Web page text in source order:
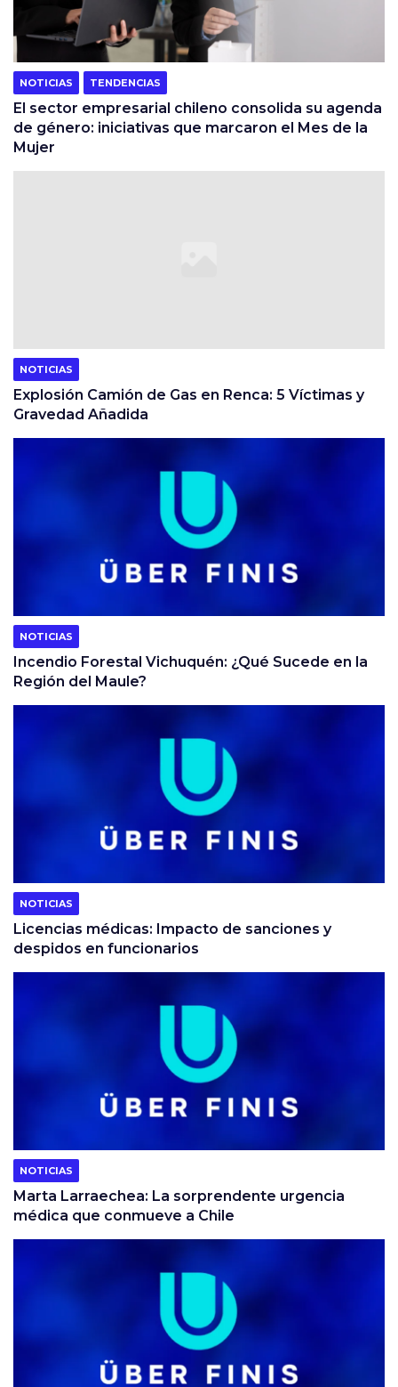
NOTICIAS TENDENCIAS
El sector empresarial chileno consolida su agenda
de género: iniciativas que marcaron el Mes de la
Mujer
NOTICIAS
Explosión Camión de Gas en Renca: 5 Víctimas y
Gravedad Añadida
NOTICIAS
Incendio Forestal Vichuquén: ¿Qué Sucede en la
Región del Maule?
NOTICIAS
Licencias médicas: Impacto de sanciones y
despidos en funcionarios
NOTICIAS
Marta Larraechea: La sorprendente urgencia
médica que conmueve a Chile